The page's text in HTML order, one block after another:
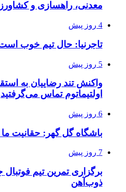
معدنی، راهسازی و
4 روز پیش
تاجرنیا: حال تیم خوب
5 روز پیش
واکنش تند رضاییان به
اولتیماتوم تماس می‌گرفتید
6 روز پیش
باشگاه گل گهر: حقانیت
7 روز پیش
برگزاری تمرین تیم فوتبال
ذوب‌آهن